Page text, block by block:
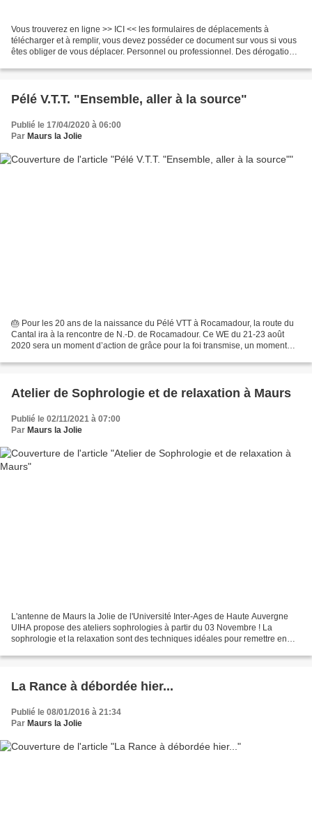
Vous trouverez en ligne >> ICI << les formulaires de déplacements à
télécharger et à remplir, vous devez posséder ce document sur vous si vous
êtes obliger de vous déplacer. Personnel ou professionnel. Des dérogations
Pélé V.T.T. "Ensemble, aller à la source"
Publié le 17/04/2020 à 06:00
Par Maurs la Jolie
🎂 Pour les 20 ans de la naissance du Pélé VTT à Rocamadour, la route du
Cantal ira à la rencontre de N.-D. de Rocamadour. Ce WE du 21-23 août
2020 sera un moment d’action de grâce pour la foi transmise, un moment
Atelier de Sophrologie et de relaxation à Maurs
Publié le 02/11/2021 à 07:00
Par Maurs la Jolie
L'antenne de Maurs la Jolie de l'Université Inter-Ages de Haute Auvergne
UIHA propose des ateliers sophrologies à partir du 03 Novembre ! La
sophrologie et la relaxation sont des techniques idéales pour remettre en
La Rance à débordée hier...
Publié le 08/01/2016 à 21:34
Par Maurs la Jolie